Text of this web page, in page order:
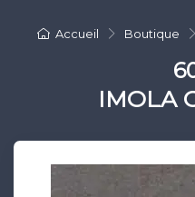
Accueil Boutique
IMOLA